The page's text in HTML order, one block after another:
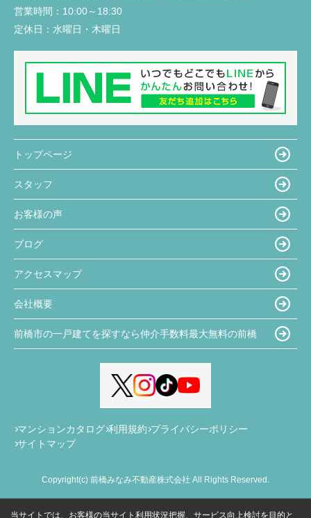
営業時間： 10:00～18:30
定休日： 水曜日・木曜日
トップページ
スタッフ
お客様の声
ブログ
アクセスマップ
会社概要
前橋市の一戸建てを探すなら仲介手数料最大無料の前橋
マンションカタログ 利用規約 プライバシーポリシー
サイトマップ
Copyright(c) 前橋みなみ不動産株式会社 All Rights Reserved.
当サイトでは、お客様の当サイト利用状況把握、サービス向上検討を目的と